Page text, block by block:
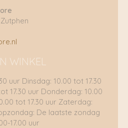
WINKEL
uur Dinsdag: 10.00 tot 17.30
17.30 uur Donderdag: 10.00
tot 17.30 uur Zaterdag:
De laatste zondag
17.00 uur